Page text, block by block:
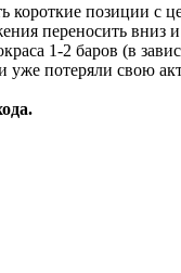
короткие позиции
переносить
1-2 баров (в
потеряли свою